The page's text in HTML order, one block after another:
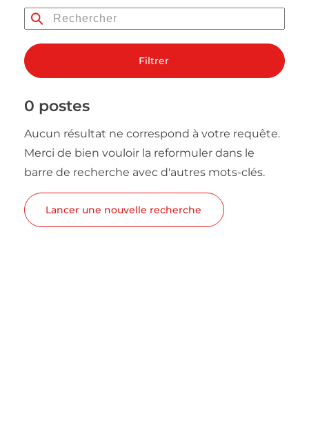
Filtrer
0 postes
Aucun résultat ne correspond à votre requête.
Merci de bien vouloir la reformuler dans le
barre de recherche avec d'autres mots-clés.
Lancer une nouvelle recherche